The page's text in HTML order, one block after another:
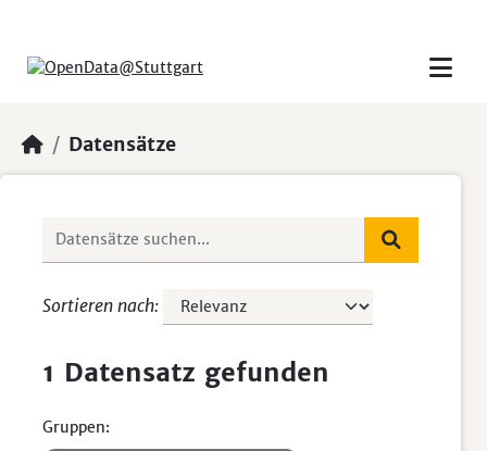
Datensätze
Sortieren nach
1 Datensatz gefunden
Gruppen: